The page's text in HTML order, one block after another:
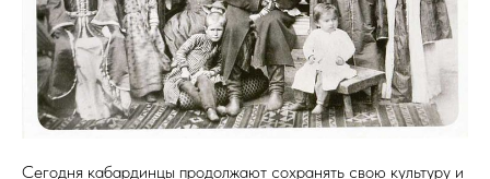
Сегодня кабардинцы продолжают сохранять свою культуру и